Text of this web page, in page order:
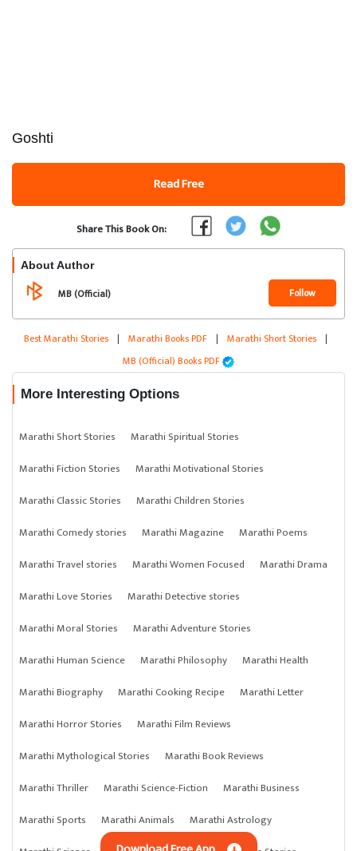
Goshti
Read Free
Share This Book On:
About Author
MB (Official) Follow
Best Marathi Stories | Marathi Books PDF | Marathi Short Stories |
MB (Official) Books PDF
More Interesting Options
Marathi Short Stories
Marathi Spiritual Stories
Marathi Fiction Stories
Marathi Motivational Stories
Marathi Classic Stories
Marathi Children Stories
Marathi Comedy stories
Marathi Magazine
Marathi Poems
Marathi Travel stories
Marathi Women Focused
Marathi Drama
Marathi Love Stories
Marathi Detective stories
Marathi Moral Stories
Marathi Adventure Stories
Marathi Human Science
Marathi Philosophy
Marathi Health
Marathi Biography
Marathi Cooking Recipe
Marathi Letter
Marathi Horror Stories
Marathi Film Reviews
Marathi Mythological Stories
Marathi Book Reviews
Marathi Thriller
Marathi Science-Fiction
Marathi Business
Marathi Sports
Marathi Animals
Marathi Astrology